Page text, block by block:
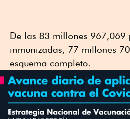
De las 83 millones 967,069
inmunizadas, 77 millones
esquema completo.